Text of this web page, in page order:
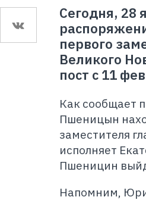
Сегодня, 28
первого
Великого
пост с 11
Как сообщает
Пшеницын
заместителя
исполняет
Пшеницин
Напомним,